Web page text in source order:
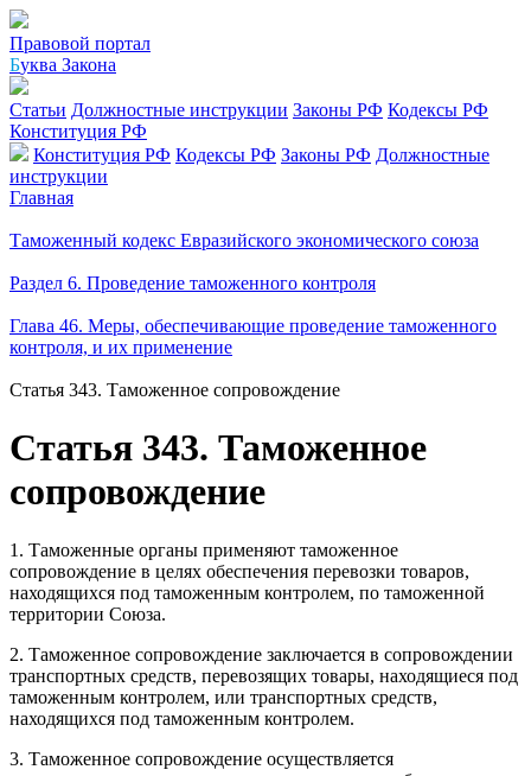
Правовой портал
Буква Закона
Статьи Должностные инструкции Законы РФ Кодексы РФ
Конституция РФ
Конституция РФ Кодексы РФ Законы РФ Должностные
инструкции
Главная
Таможенный кодекс Евразийского экономического союза
Раздел 6. Проведение таможенного контроля
Глава 46. Меры, обеспечивающие проведение таможенного
контроля, и их применение
Статья 343. Таможенное сопровождение
Статья 343. Таможенное
сопровождение
1. Таможенные органы применяют таможенное
сопровождение в целях обеспечения перевозки товаров,
находящихся под таможенным контролем, по таможенной
территории Союза.
2. Таможенное сопровождение заключается в сопровождении
транспортных средств, перевозящих товары, находящиеся под
таможенным контролем, или транспортных средств,
находящихся под таможенным контролем.
3. Таможенное сопровождение осуществляется